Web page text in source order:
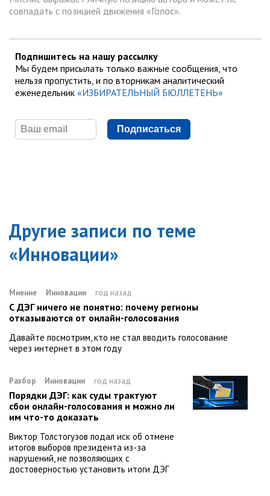
совпадать с позицией движения «Голос».
Подпишитесь на нашу рассылку
Мы будем присылать только важные сообщения, что
нельзя пропустить, и по вторникам аналитический
еженедельник «ИЗБИРАТЕЛЬНЫЙ БЮЛЛЕТЕНЬ»
Подписаться
Другие записи по теме
«Инновации»
Мнение Инновации год назад
С ДЭГ ничего не понятно: почему регионы
отказываются от онлайн-голосования
Давайте посмотрим, кто не стал вводить голосование
через интернет в этом году
Разбор Инновации год назад
Порядки ДЭГ: как суды трактуют
сбои онлайн-голосования и можно ли
им что-то доказать
Виктор Толстогузов подал иск об отмене
итогов выборов президента из-за
нарушений, не позволяющих с
достоверностью установить итоги ДЭГ